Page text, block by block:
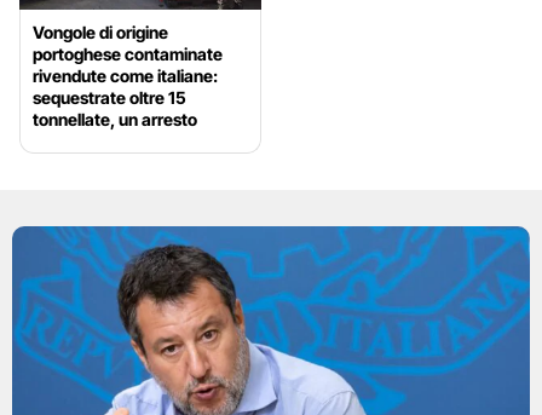
Vongole di origine
portoghese contaminate
rivendute come italiane:
sequestrate oltre 15
tonnellate, un arresto